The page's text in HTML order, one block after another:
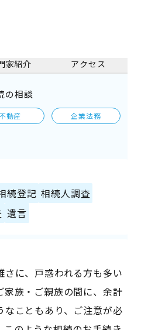
家紹介 アクセス
の相談
動産 企業法務
続登記 相続人調査
遺言
に、戸惑われる方も多い
族・ご親族の間に、余計
なこともあり、ご注意が必